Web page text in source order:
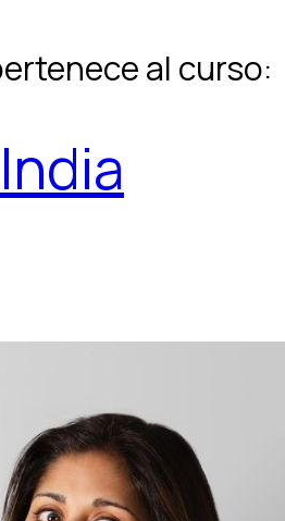
al curso: